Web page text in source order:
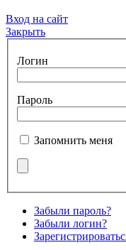
Вход на сайт
Закрыть
Логин
Пароль
Запомнить меня
Забыли пароль?
Забыли логин?